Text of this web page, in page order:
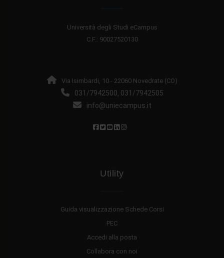
Università degli Studi eCampus
C.F.: 90027520130
Via Isimbardi, 10 - 22060 Novedrate (CO)
031/7942500 031/7942505
info@uniecampus.it
Utility
Guida visualizzazione Schede Corsi
PEC
Accedi alla posta
Collabora con noi